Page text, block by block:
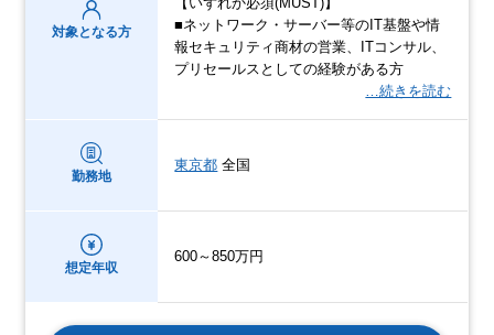
対象となる方
■ネットワーク・サーバー等のIT基盤や情
報セキュリティ商材の営業、ITコンサル、
プリセールスとしての経験がある方
…続きを読む
勤務地
東京都 全国
想定年収
600～850万円